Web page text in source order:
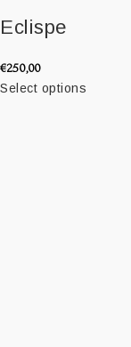
Eclispe
€250,00
Select options